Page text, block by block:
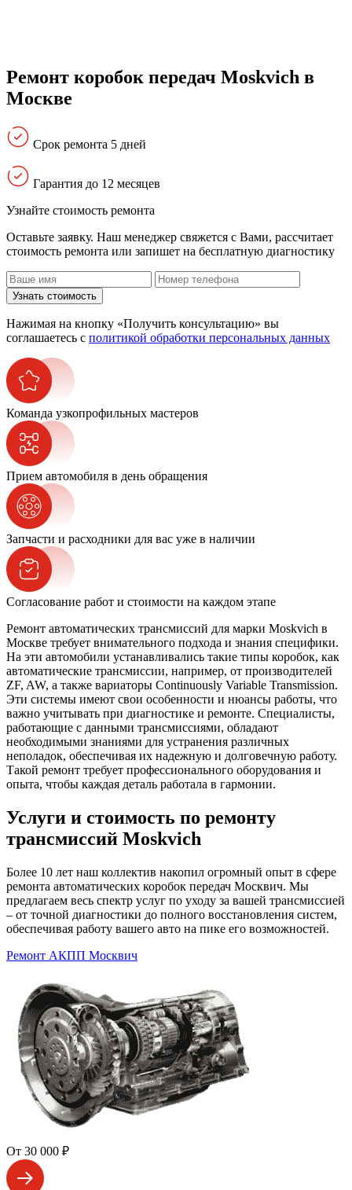
Ремонт коробок передач Moskvich в
Москве
Срок ремонта 5 дней
Гарантия до 12 месяцев
Узнайте стоимость ремонта
Оставьте заявку. Наш менеджер свяжется с Вами, расcчитает
стоимость ремонта или запишет на бесплатную диагностику
Узнать стоимость
Нажимая на кнопку «Получить консультацию» вы
соглашаетесь с политикой обработки персональных данных
Команда узкопрофильных мастеров
Прием автомобиля в день обращения
Запчасти и расходники для вас уже в наличии
Согласование работ и стоимости на каждом этапе
Ремонт автоматических трансмиссий для марки Moskvich в
Москве требует внимательного подхода и знания специфики.
На эти автомобили устанавливались такие типы коробок, как
автоматические трансмиссии, например, от производителей
ZF, AW, а также вариаторы Continuously Variable Transmission.
Эти системы имеют свои особенности и нюансы работы, что
важно учитывать при диагностике и ремонте. Специалисты,
работающие с данными трансмиссиями, обладают
необходимыми знаниями для устранения различных
неполадок, обеспечивая их надежную и долговечную работу.
Такой ремонт требует профессионального оборудования и
опыта, чтобы каждая деталь работала в гармонии.
Услуги и стоимость по ремонту
трансмиссий Moskvich
Более 10 лет наш коллектив накопил огромный опыт в сфере
ремонта автоматических коробок передач Москвич. Мы
предлагаем весь спектр услуг по уходу за вашей трансмиссией
– от точной диагностики до полного восстановления систем,
обеспечивая работу вашего авто на пике его возможностей.
Ремонт АКПП Москвич
От 30 000 ₽